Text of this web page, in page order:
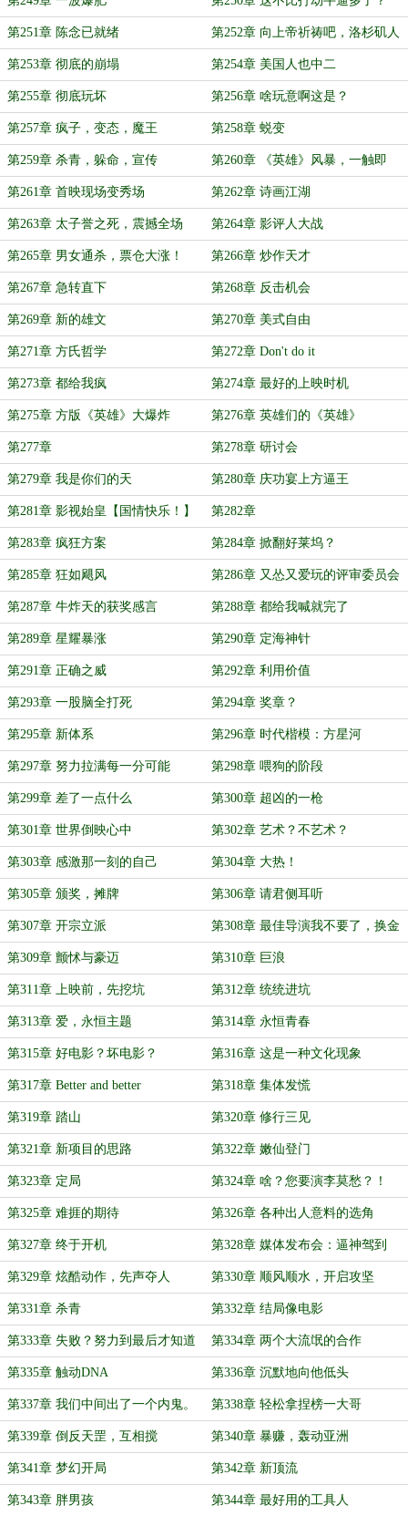
第251章 陈念已就绪 第252章 向上帝祈祷吧，洛杉矶人
第253章 彻底的崩塌 第254章 美国人也中二
第255章 彻底玩坏 第256章 啥玩意啊这是？
第257章 疯子，变态，魔王 第258章 蜕变
第259章 杀青，躲命，宣传 第260章 《英雄》风暴，一触即
发！
第261章 首映现场变秀场 第262章 诗画江湖
第263章 太子誉之死，震撼全场 第264章 影评人大战
第265章 男女通杀，票仓大涨！ 第266章 炒作天才
第267章 急转直下 第268章 反击机会
第269章 新的雄文 第270章 美式自由
第271章 方氏哲学 第272章 Don't do it
第273章 都给我疯 第274章 最好的上映时机
第275章 方版《英雄》大爆炸 第276章 英雄们的《英雄》
第277章 第278章 研讨会
第279章 我是你们的天 第280章 庆功宴上方逼王
第281章 影视始皇【国情快乐！】 第282章
第283章 疯狂方案 第284章 掀翻好莱坞？
第285章 狂如飓风 第286章 又怂又爱玩的评审委员会
第287章 牛炸天的获奖感言 第288章 都给我喊就完了
第289章 星耀暴涨 第290章 定海神针
第291章 正确之威 第292章 利用价值
第293章 一股脑全打死 第294章 奖章？
第295章 新体系 第296章 时代楷模：方星河
第297章 努力拉满每一分可能 第298章 喂狗的阶段
第299章 差了一点什么 第300章 超凶的一枪
第301章 世界倒映心中 第302章 艺术？不艺术？
第303章 感激那一刻的自己 第304章 大热！
第305章 颁奖，摊牌 第306章 请君侧耳听
第307章 开宗立派 第308章 最佳导演我不要了，换金
棕榈吧！
第309章 颤怵与豪迈 第310章 巨浪
第311章 上映前，先挖坑 第312章 统统进坑
第313章 爱，永恒主题 第314章 永恒青春
第315章 好电影？坏电影？ 第316章 这是一种文化现象
第317章 Better and better 第318章 集体发慌
第319章 踏山 第320章 修行三见
第321章 新项目的思路 第322章 嫩仙登门
第323章 定局 第324章 啥？您要演李莫愁？！
第325章 难捱的期待 第326章 各种出人意料的选角
第327章 终于开机 第328章 媒体发布会：逼神驾到
第329章 炫酷动作，先声夺人 第330章 顺风顺水，开启攻坚
第331章 杀青 第332章 结局像电影
第333章 失败？努力到最后才知道
胜败
第334章 两个大流氓的合作
第335章 触动DNA 第336章 沉默地向他低头
第337章 我们中间出了一个内鬼。 第338章 轻松拿捏榜一大哥
第339章 倒反天罡，互相搅 第340章 暴赚，轰动亚洲
第341章 梦幻开局 第342章 新顶流
第343章 胖男孩 第344章 最好用的工具人